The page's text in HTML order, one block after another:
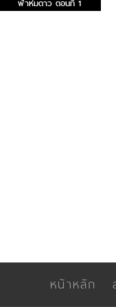
ฟ้าห่มดาว ตอนที่ 1
หน้าหลัก